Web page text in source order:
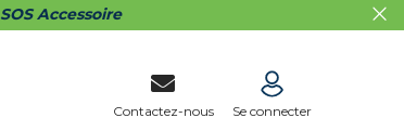
SOS Accessoire
Contactez-nous Se connecter